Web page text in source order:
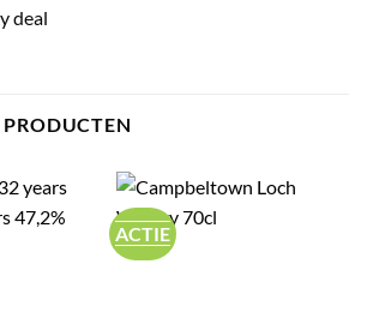
deal
PRODUCTEN
ACTIE